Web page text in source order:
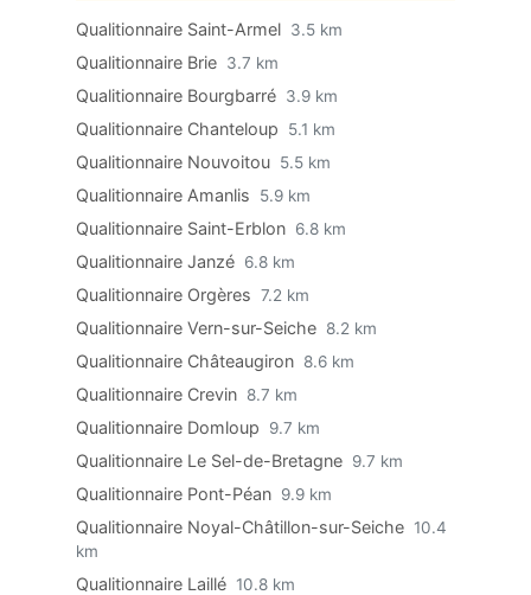
Qualitionnaire Saint-Armel 3.5 km
Qualitionnaire Brie 3.7 km
Qualitionnaire Bourgbarré 3.9 km
Qualitionnaire Chanteloup 5.1 km
Qualitionnaire Nouvoitou 5.5 km
Qualitionnaire Amanlis 5.9 km
Qualitionnaire Saint-Erblon 6.8 km
Qualitionnaire Janzé 6.8 km
Qualitionnaire Orgères 7.2 km
Qualitionnaire Vern-sur-Seiche 8.2 km
Qualitionnaire Châteaugiron 8.6 km
Qualitionnaire Crevin 8.7 km
Qualitionnaire Domloup 9.7 km
Qualitionnaire Le Sel-de-Bretagne 9.7 km
Qualitionnaire Pont-Péan 9.9 km
Qualitionnaire Noyal-Châtillon-sur-Seiche 10.4
km
Qualitionnaire Laillé 10.8 km